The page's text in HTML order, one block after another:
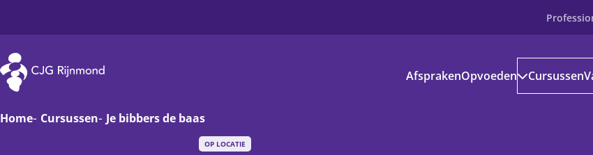
Prenataal
Baby
CJG Rijnmond
AfsprakenOpvoeden Cursussen
Home Cursussen Je bibbers de baas
OP LOCATIE